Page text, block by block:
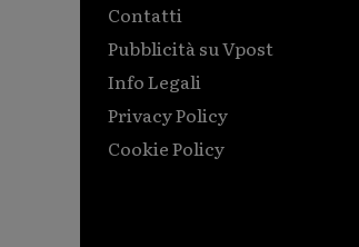
Contatti
Pubblicità su Vpost
Info Legali
Privacy Policy
Cookie Policy